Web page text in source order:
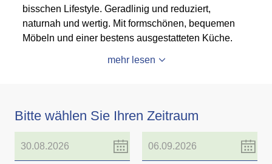
bisschen Lifestyle. Geradlinig und reduziert,
naturnah und wertig. Mit formschönen, bequemen
Möbeln und einer bestens ausgestatteten Küche.
mehr lesen
Bitte wählen Sie Ihren Zeitraum